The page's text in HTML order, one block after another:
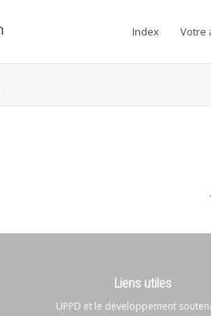
Index Votre
Liens utiles
UPPD et le développement